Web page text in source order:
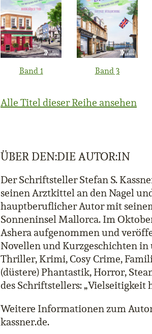
Band 1 Band 3
Alle Titel dieser Reihe ansehen
ÜBER DEN:DIE AUTOR:IN
Der Schriftsteller Stefan S.
seinen Arztkittel an den Nagel
hauptberuflicher Autor mit
Sonneninsel Mallorca. Im
Ashera aufgenommen und
Novellen und Kurzgeschichten
Thriller, Krimi, Cosy Crime,
(düstere) Phantastik, Horror,
des Schriftstellers: „Vielseitigkeit
Weitere Informationen zum
kassner.de.